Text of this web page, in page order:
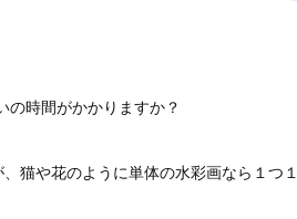
時間がかかりますか？
や花のように単体の水彩画なら１つ